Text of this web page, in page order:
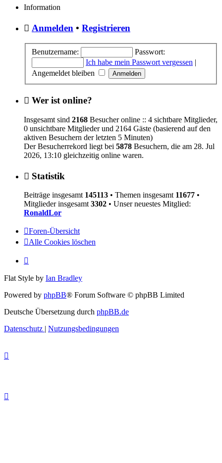
Information
Anmelden • Registrieren
Benutzername:
Passwort:
Ich habe mein Passwort vergessen |
Angemeldet bleiben
Wer ist online?
Insgesamt sind 2168 Besucher online :: 4 sichtbare Mitglieder,
0 unsichtbare Mitglieder und 2164 Gäste (basierend auf den
aktiven Besuchern der letzten 5 Minuten)
Der Besucherrekord liegt bei 5878 Besuchern, die am 28. Jul
2026, 13:10 gleichzeitig online waren.
Statistik
Beiträge insgesamt 145113 • Themen insgesamt 11677 •
Mitglieder insgesamt 3302 • Unser neuestes Mitglied:
RonaldLor
Foren-Übersicht
Alle Cookies löschen
Flat Style by Ian Bradley
Powered by phpBB® Forum Software © phpBB Limited
Deutsche Übersetzung durch phpBB.de
Datenschutz | Nutzungsbedingungen